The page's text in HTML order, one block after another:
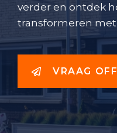
verder en ontdek
transformeren met
VRAAG